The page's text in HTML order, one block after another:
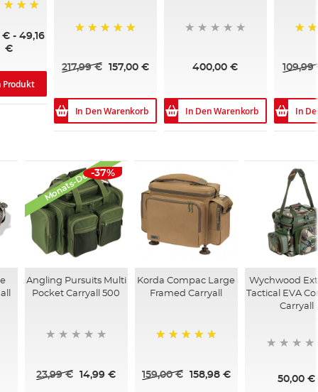
€- 49,16
€
Produkt
217,99 € 157,00 €
In Den Warenkorb
400,00 €
In Den Warenkorb
109,99
In
Monats-Deals-37%
Angling Pursuits Multi
Pocket Carryall 500
23,99 € 14,99 €
Korda Compac Large
Framed Carryall
159,00 € 158,98 €
Wychwood
Tactical EVA
Carryall
50,00 €